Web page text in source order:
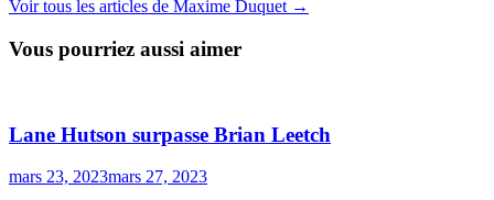
Voir tous les articles de Maxime Duquet →
Vous pourriez aussi aimer
Lane Hutson surpasse Brian Leetch
mars 23, 2023mars 27, 2023